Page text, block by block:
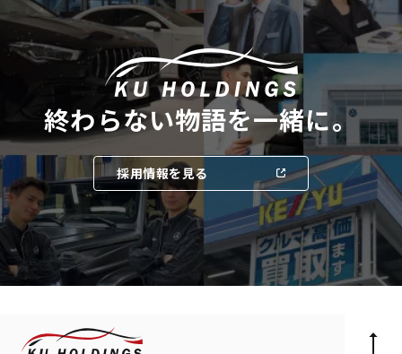
終わらない物語を一緒に。
採用情報を見る